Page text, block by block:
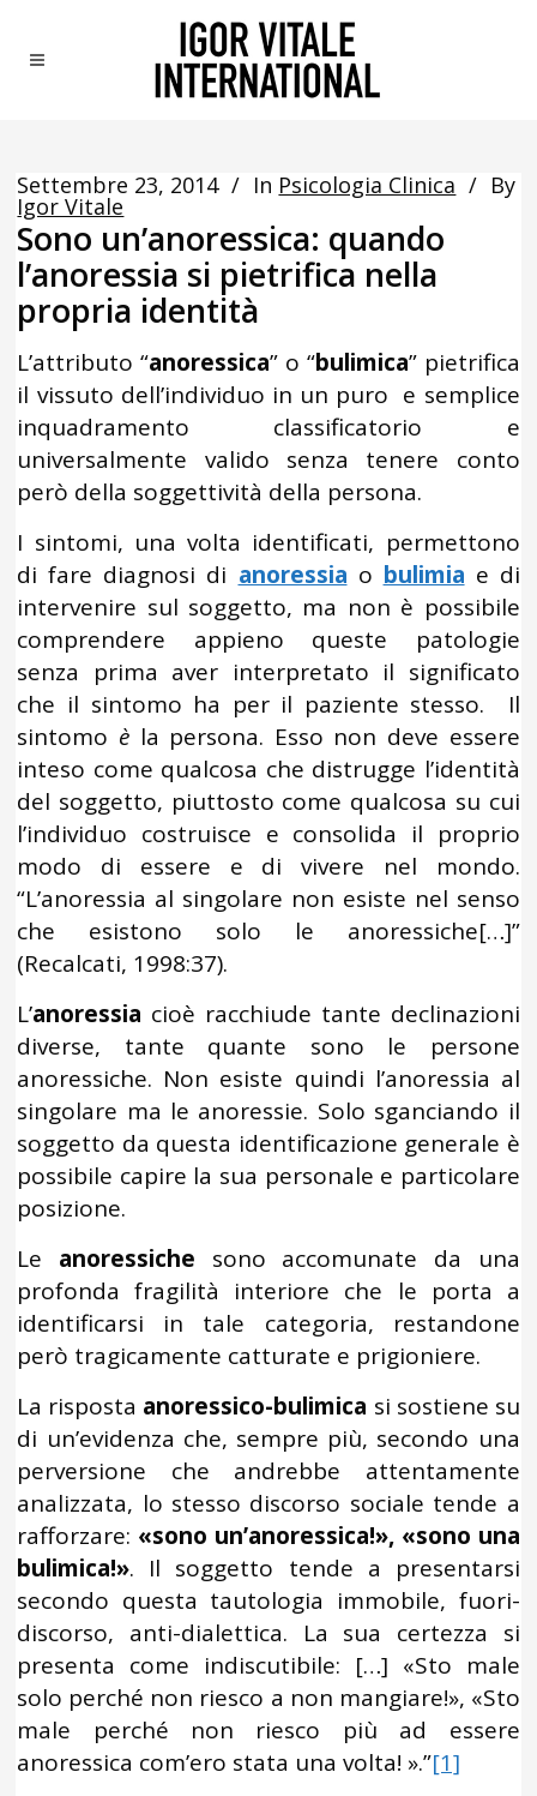
Settembre 23, 2014 In Psicologia Clinica By
Igor Vitale
Sono un’anoressica: quando
l’anoressia si pietrifica nella
propria identità
L’attributo “anoressica” o “bulimica” pietrifica
il vissuto dell’individuo in un puro e semplice
inquadramento classificatorio e
universalmente valido senza tenere conto
però della soggettività della persona.
I sintomi, una volta identificati, permettono
di fare diagnosi di anoressia o bulimia e di
intervenire sul soggetto, ma non è possibile
comprendere appieno queste patologie
senza prima aver interpretato il significato
che il sintomo ha per il paziente stesso. Il
sintomo è la persona. Esso non deve essere
inteso come qualcosa che distrugge l’identità
del soggetto, piuttosto come qualcosa su cui
l’individuo costruisce e consolida il proprio
modo di essere e di vivere nel mondo.
“L’anoressia al singolare non esiste nel senso
che esistono solo le anoressiche[…]”
(Recalcati, 1998:37).
L’anoressia cioè racchiude tante declinazioni
diverse, tante quante sono le persone
anoressiche. Non esiste quindi l’anoressia al
singolare ma le anoressie. Solo sganciando il
soggetto da questa identificazione generale è
possibile capire la sua personale e particolare
posizione.
Le anoressiche sono accomunate da una
profonda fragilità interiore che le porta a
identificarsi in tale categoria, restandone
però tragicamente catturate e prigioniere.
La risposta anoressico-bulimica si sostiene su
di un’evidenza che, sempre più, secondo una
perversione che andrebbe attentamente
analizzata, lo stesso discorso sociale tende a
rafforzare: «sono un’anoressica!», «sono una
bulimica!». Il soggetto tende a presentarsi
secondo questa tautologia immobile, fuori-
discorso, anti-dialettica. La sua certezza si
presenta come indiscutibile: […] «Sto male
solo perché non riesco a non mangiare!», «Sto
male perché non riesco più ad essere
anoressica com’ero stata una volta! ».”[1]